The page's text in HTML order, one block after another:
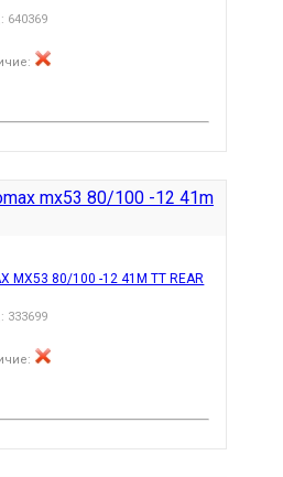
640369
:
MX53 80/100 -12 41M TT REAR
333699
: